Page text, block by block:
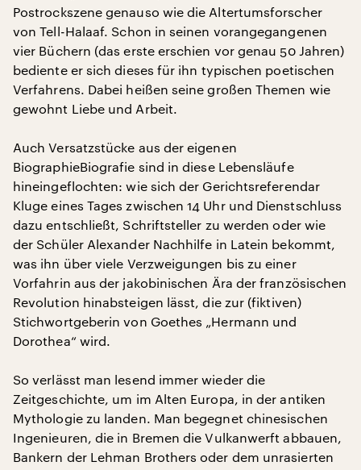
Postrockszene genauso wie die Altertumsforscher
von Tell-Halaaf. Schon in seinen vorangegangenen
vier Büchern (das erste erschien vor genau 50 Jahren)
bediente er sich dieses für ihn typischen poetischen
Verfahrens. Dabei heißen seine großen Themen wie
gewohnt Liebe und Arbeit.
Auch Versatzstücke aus der eigenen
BiographieBiografie sind in diese Lebensläufe
hineingeflochten: wie sich der Gerichtsreferendar
Kluge eines Tages zwischen 14 Uhr und Dienstschluss
dazu entschließt, Schriftsteller zu werden oder wie
der Schüler Alexander Nachhilfe in Latein bekommt,
was ihn über viele Verzweigungen bis zu einer
Vorfahrin aus der jakobinischen Ära der französischen
Revolution hinabsteigen lässt, die zur (fiktiven)
Stichwortgeberin von Goethes „Hermann und
Dorothea“ wird.
So verlässt man lesend immer wieder die
Zeitgeschichte, um im Alten Europa, in der antiken
Mythologie zu landen. Man begegnet chinesischen
Ingenieuren, die in Bremen die Vulkanwerft abbauen,
Bankern der Lehman Brothers oder dem unrasierten